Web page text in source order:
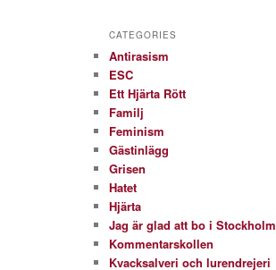
CATEGORIES
Antirasism
ESC
Ett Hjärta Rött
Familj
Feminism
Gästinlägg
Grisen
Hatet
Hjärta
Jag är glad att bo i Stockholm
Kommentarskollen
Kvacksalveri och lurendrejeri